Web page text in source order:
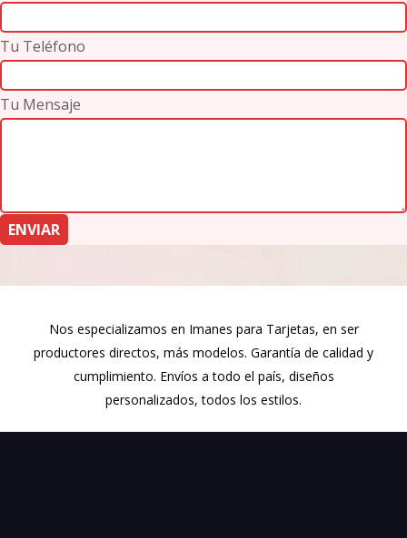
Tu Teléfono
Tu Mensaje
Nos especializamos en Imanes para Tarjetas, en ser
productores directos, más modelos. Garantía de calidad y
cumplimiento. Envíos a todo el país, diseños
personalizados, todos los estilos.